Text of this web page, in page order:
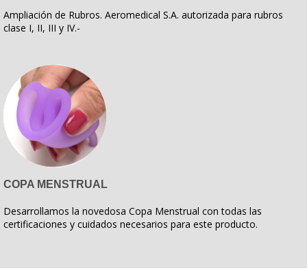
Ampliación de Rubros. Aeromedical S.A. autorizada para rubros
clase I, II, III y IV.-
COPA MENSTRUAL
Desarrollamos la novedosa Copa Menstrual con todas las
certificaciones y cuidados necesarios para este producto.